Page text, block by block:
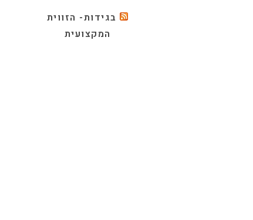
בגידות- הזווית
המקצועית